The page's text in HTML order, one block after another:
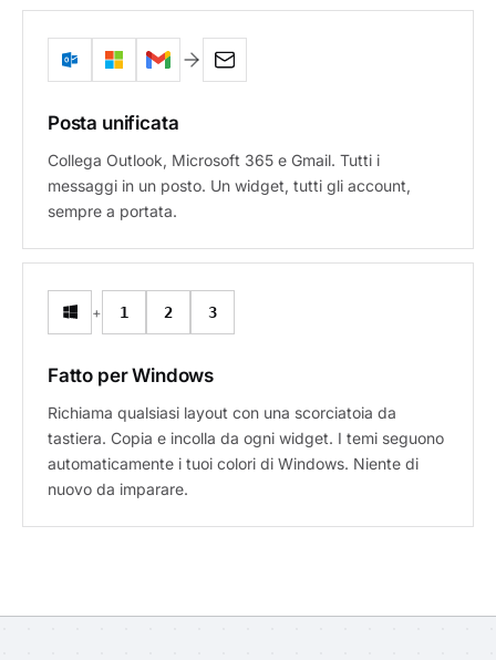
Posta unificata
Collega Outlook, Microsoft 365 e Gmail. Tutti i
messaggi in un posto. Un widget, tutti gli account,
sempre a portata.
+ 1 2 3
Fatto per Windows
Richiama qualsiasi layout con una scorciatoia da
tastiera. Copia e incolla da ogni widget. I temi seguono
automaticamente i tuoi colori di Windows. Niente di
nuovo da imparare.